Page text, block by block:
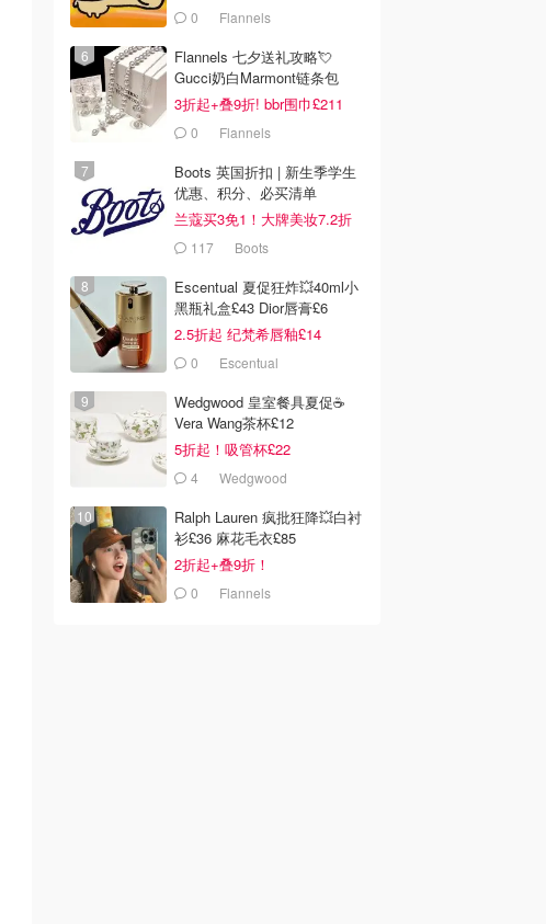
0 Flannels
Flannels 七夕送礼攻略💘
Gucci奶白Marmont链条包
£719
3折起+叠9折! bbr围巾£211
0 Flannels
Boots 英国折扣 | 新生季学生
优惠、积分、必买清单
兰蔻买3免1！大牌美妆7.2折
117 Boots
Escentual 夏促狂炸💥40ml小
黑瓶礼盒£43 Dior唇膏£6
2.5折起 纪梵希唇釉£14
0 Escentual
Wedgwood 皇室餐具夏促☕️
Vera Wang茶杯£12
5折起！吸管杯£22
4 Wedgwood
Ralph Lauren 疯批狂降💥白衬
衫£36 麻花毛衣£85
2折起+叠9折！
0 Flannels